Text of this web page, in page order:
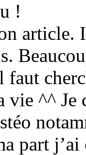
!
article.
vie ^^ Je
part